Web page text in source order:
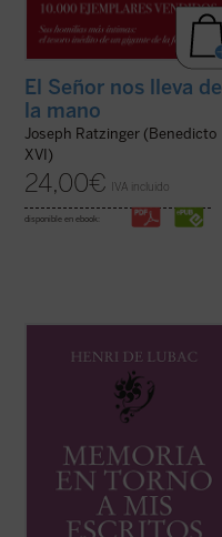
El Señor nos lleva de
la mano
Joseph Ratzinger (Benedicto
XVI)
24,00€ IVA incluido
disponible en ebook:
primeros veinte años yMemoria en torno a
. Ambas Memorias nos
permiten conocer la vida y la obra de Henri
de Lubac desde su nacimiento en 1896
hasta el final de su período militar ...